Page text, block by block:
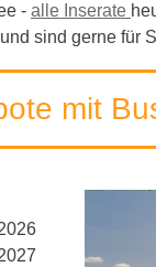
- alle Inserate
sind gerne für
mit